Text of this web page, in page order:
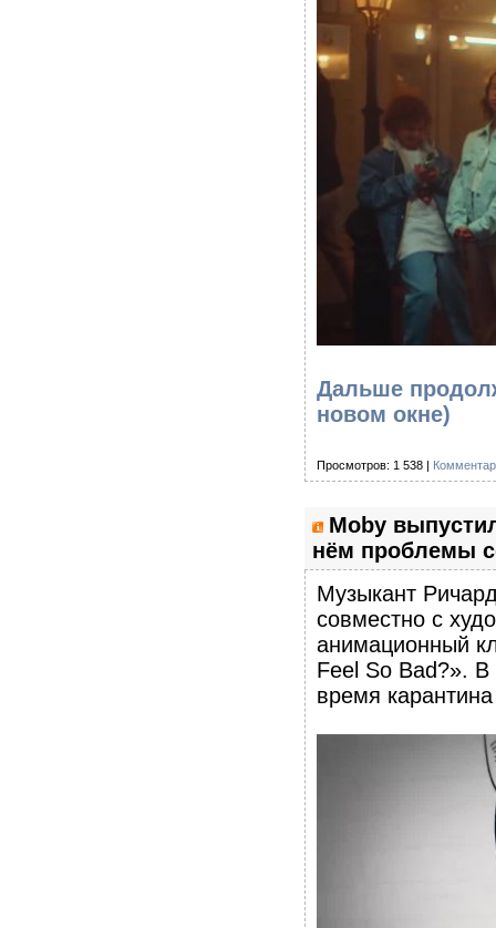
Дальше
новом окне)
Просмотров: 1 538 |
Moby
нём проблемы
Музыкант
совместно с
анимационный
Feel So Bad?».
время